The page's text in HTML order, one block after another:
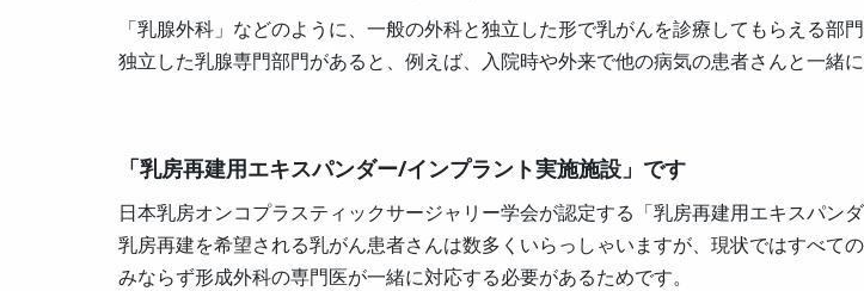
「乳腺外科」などのように、一般の外科と独立した形で乳がんを診療してもらえる部門
独立した乳腺専門部門があると、例えば、入院時や外来で他の病気の患者さんと一緒
「乳房再建用エキスパンダー/インプラント実施施設」です
日本乳房オンコプラスティックサージャリー学会が認定する「乳房再建用エキスパン
乳房再建を希望される乳がん患者さんは数多くいらっしゃいますが、現状ではすべ
みならず形成外科の専門医が一緒に対応する必要があるためです。